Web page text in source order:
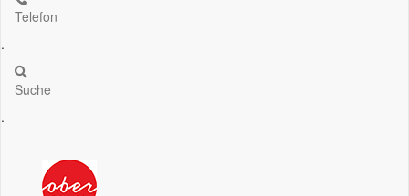
Telefon
.
Suche
.